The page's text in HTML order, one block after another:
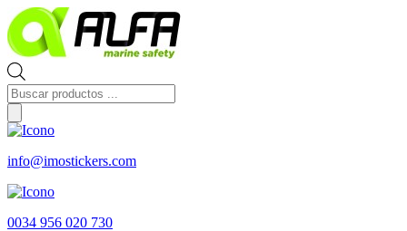
Skip
to
content
Búsqueda
de
productos
info@imostickers.com
0034 956 020 730